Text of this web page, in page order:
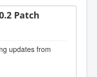
Patch
updates from